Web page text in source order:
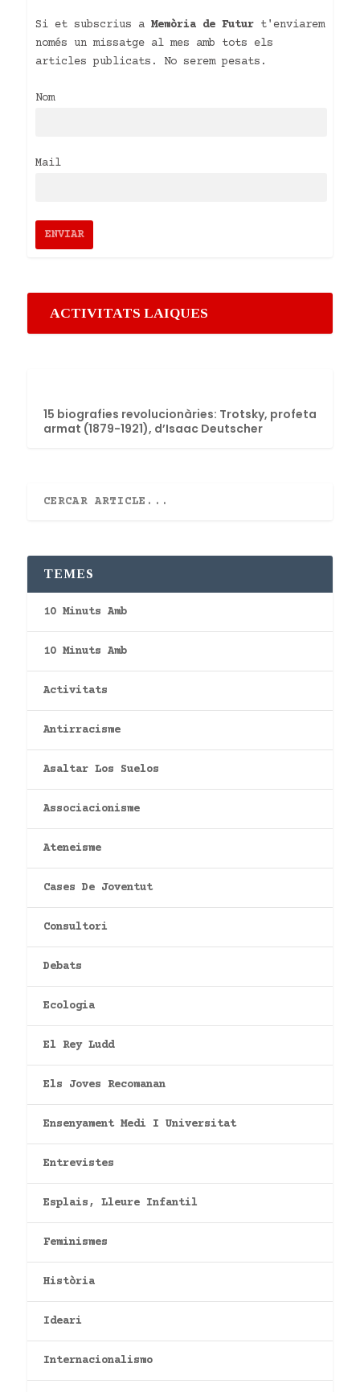
Si et subscrius a Memòria de Futurt'enviarem
només un missatge al mes amb tots els
articles publicats. No serem pesats.
Nom
Mail
ACTIVITATS LAIQUES
15 biografies revolucionàries: Trotsky, profeta
armat (1879-1921), d’Isaac Deutscher
TEMES
10 Minuts Amb
10 Minuts Amb
Activitats
Antirracisme
Asaltar Los Suelos
Associacionisme
Ateneisme
Cases De Joventut
Consultori
Debats
Ecologia
El Rey Ludd
Els Joves Recomanan
Ensenyament Medi I Universitat
Entrevistes
Esplais, Lleure Infantil
Feminismes
Història
Ideari
Internacionalismo